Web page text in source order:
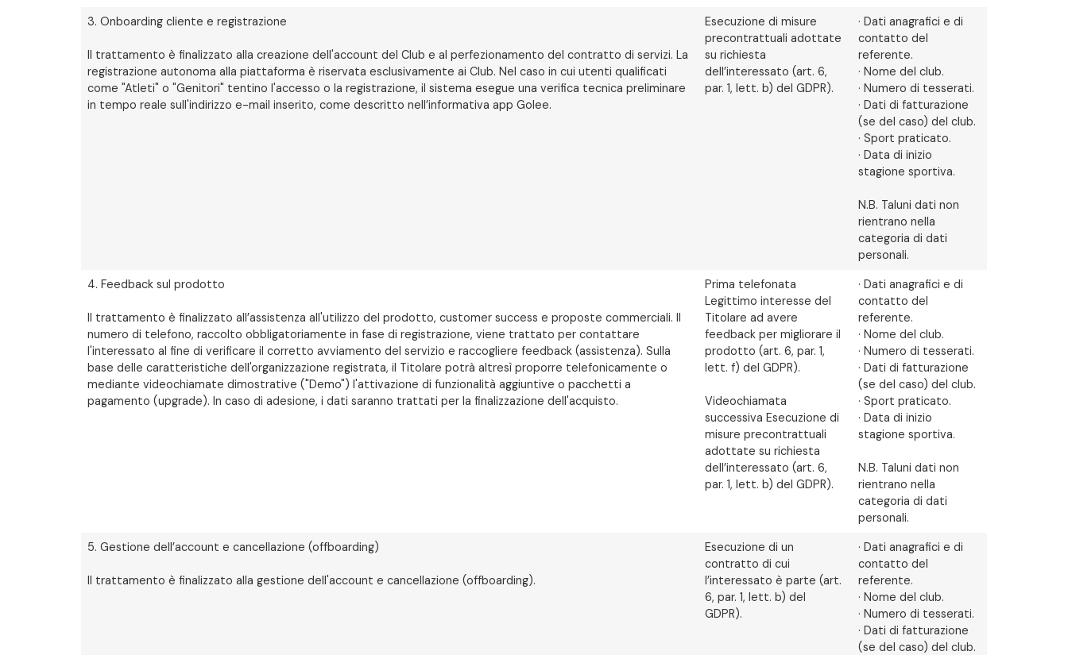
3. Onboarding cliente e registrazione
Il trattamento è finalizzato alla creazione dell'account del Club e al perfezionamento del contratto di servizi. La
registrazione autonoma alla piattaforma è riservata esclusivamente ai Club. Nel caso in cui utenti qualificati
come "Atleti" o "Genitori" tentino l'accesso o la registrazione, il sistema esegue una verifica tecnica preliminare
in tempo reale sull'indirizzo e-mail inserito, come descritto nell’informativa app Golee.
Esecuzione di misure
precontrattuali adottate
su richiesta
dell’interessato (art. 6,
par. 1, lett. b) del GDPR).
· Dati anagrafici e di
contatto del
referente.
· Nome del club.
· Numero di tesserati.
· Dati di fatturazione
(se del caso) del club.
· Sport praticato.
· Data di inizio
stagione sportiva.
N.B. Taluni dati non
rientrano nella
categoria di dati
personali.
4. Feedback sul prodotto
Il trattamento è finalizzato all’assistenza all'utilizzo del prodotto, customer success e proposte commerciali. Il
numero di telefono, raccolto obbligatoriamente in fase di registrazione, viene trattato per contattare
l'interessato al fine di verificare il corretto avviamento del servizio e raccogliere feedback (assistenza). Sulla
base delle caratteristiche dell'organizzazione registrata, il Titolare potrà altresì proporre telefonicamente o
mediante videochiamate dimostrative ("Demo") l'attivazione di funzionalità aggiuntive o pacchetti a
pagamento (upgrade). In caso di adesione, i dati saranno trattati per la finalizzazione dell'acquisto.
Prima telefonata
Legittimo interesse del
Titolare ad avere
feedback per migliorare il
prodotto (art. 6, par. 1,
lett. f) del GDPR).
Videochiamata
successiva Esecuzione di
misure precontrattuali
adottate su richiesta
dell’interessato (art. 6,
par. 1, lett. b) del GDPR).
· Dati anagrafici e di
contatto del
referente.
· Nome del club.
· Numero di tesserati.
· Dati di fatturazione
(se del caso) del club.
· Sport praticato.
· Data di inizio
stagione sportiva.
N.B. Taluni dati non
rientrano nella
categoria di dati
personali.
5. Gestione dell’account e cancellazione (offboarding)
Il trattamento è finalizzato alla gestione dell'account e cancellazione (offboarding).
Esecuzione di un
contratto di cui
l’interessato è parte (art.
6, par. 1, lett. b) del
GDPR).
· Dati anagrafici e di
contatto del
referente.
· Nome del club.
· Numero di tesserati.
· Dati di fatturazione
(se del caso) del club.